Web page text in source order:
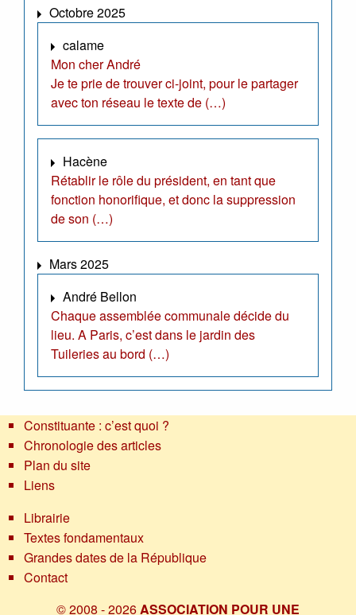
Octobre 2025
calame
Mon cher André
Je te prie de trouver ci-joint, pour le partager
avec ton réseau le texte de (…)
Hacène
Rétablir le rôle du président, en tant que
fonction honorifique, et donc la suppression
de son (…)
Mars 2025
André Bellon
Chaque assemblée communale décide du
lieu. A Paris, c’est dans le jardin des
Tuileries au bord (…)
Constituante : c’est quoi ?
Chronologie des articles
Plan du site
Liens
Librairie
Textes fondamentaux
Grandes dates de la République
Contact
© 2008 - 2026ASSOCIATION POUR UNE